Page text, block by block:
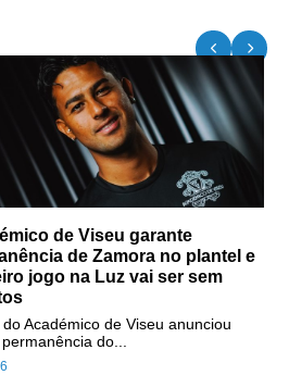
de Viseu garante
de Zamora no plantel e
jogo na Luz vai ser sem
do Académico de Viseu anunciou
do...